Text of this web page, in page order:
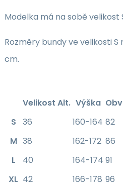
Modelka má na sobě velikost
Rozměry bundy ve velikosti
cm.
Velikost Alt. Výška
S
36 160-164 82
M 38 162-172 86
L
40 164-174 91
XL 42 166-178 96